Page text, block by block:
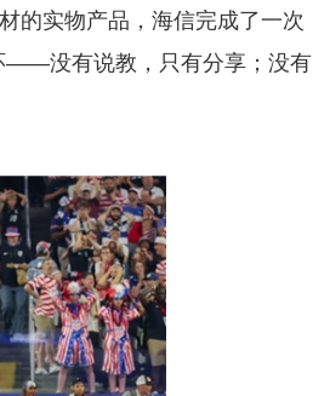
的实物产品，海信完成了一次
——没有说教，只有分享；没有